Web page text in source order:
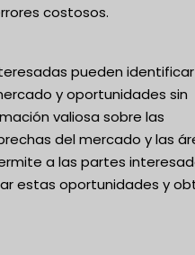
costosos.
pueden identificar
y oportunidades sin
valiosa sobre las
del mercado y las
a las partes
estas oportunidades y